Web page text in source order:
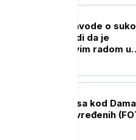
Tramp odbacio navode o
sa Hegsetom, tvrdi da je
zadovoljan njegovim radom u
Eksplozija autobusa kod
Ima poginulih i povređenih